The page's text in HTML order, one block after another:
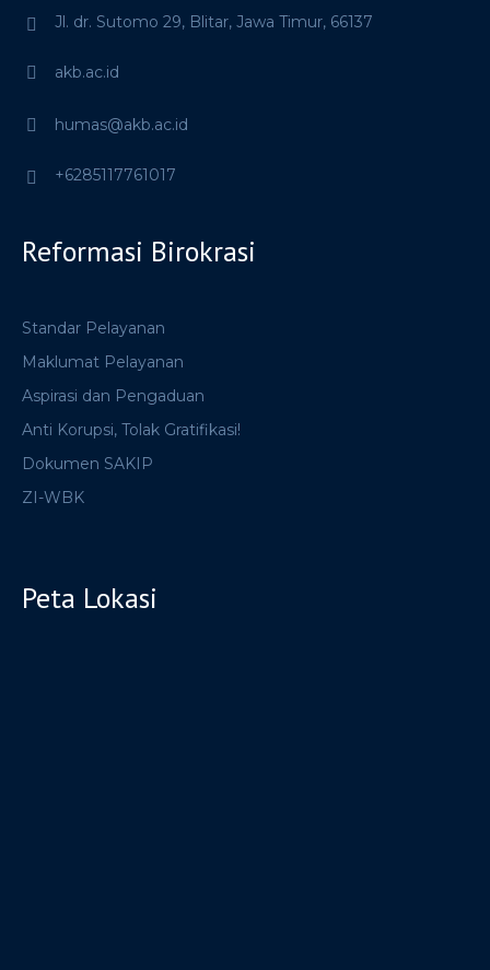
Jl. dr. Sutomo 29, Blitar,Jawa Timur, 66137
akb.ac.id
humas@akb.ac.id
+6285117761017
Reformasi Birokrasi
Standar Pelayanan
Maklumat Pelayanan
Aspirasi dan Pengaduan
Anti Korupsi, Tolak Gratifikasi!
Dokumen SAKIP
ZI-WBK
Peta Lokasi